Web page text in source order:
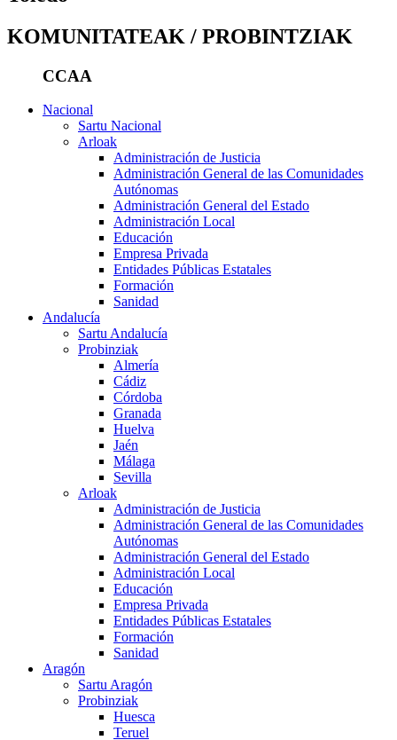
KOMUNITATEAK / PROBINTZIAK
CCAA
Nacional
Sartu Nacional
Arloak
Administración de Justicia
Administración General de las Comunidades
Autónomas
Administración General del Estado
Administración Local
Educación
Empresa Privada
Entidades Públicas Estatales
Formación
Sanidad
Andalucía
Sartu Andalucía
Probinziak
Almería
Cádiz
Córdoba
Granada
Huelva
Jaén
Málaga
Sevilla
Arloak
Administración de Justicia
Administración General de las Comunidades
Autónomas
Administración General del Estado
Administración Local
Educación
Empresa Privada
Entidades Públicas Estatales
Formación
Sanidad
Aragón
Sartu Aragón
Probinziak
Huesca
Teruel